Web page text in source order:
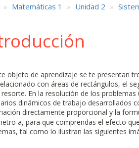
Matemáticas 1 Unidad 2
objeto de aprendizaje se te presentan
con áreas de rectángulos, el
resorte. En la resolución de los
dinámicos de trabajo desarrollados
directamente proporcional y la
a, para que comprendas el efecto
tal como lo ilustran las siguientes